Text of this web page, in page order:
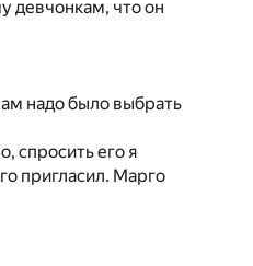
девчонкам, что он
надо было выбрать
спросить его я
пригласил. Марго